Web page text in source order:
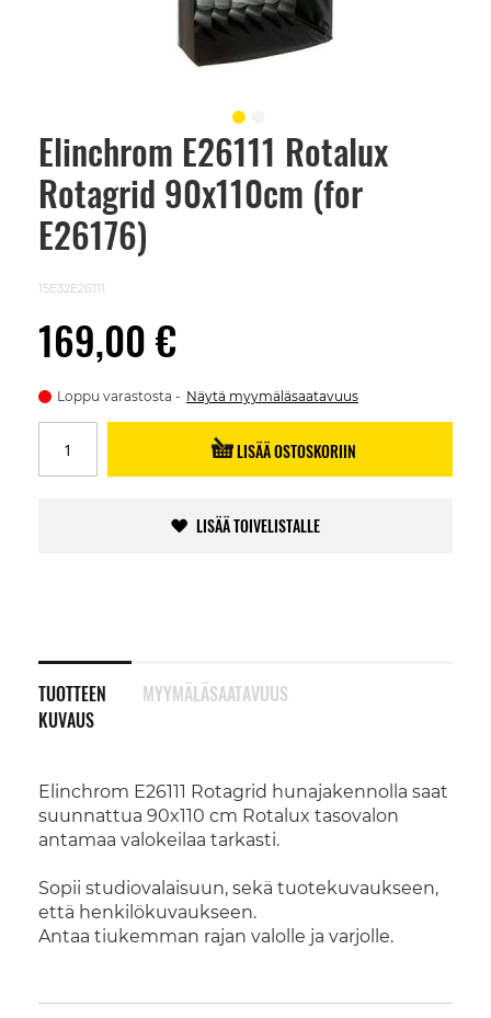
Elinchrom E26111 Rotalux
Rotagrid 90x110cm (for
E26176)
15E32E26111
169,00 €
Loppu varastosta Näytä myymäläsaatavuus
LISÄÄ OSTOSKORIIN
LISÄÄ TOIVELISTALLE
TUOTTEEN
KUVAUS
Elinchrom E26111 Rotagrid hunajakennolla saat
suunnattua 90x110 cm Rotalux tasovalon
antamaa valokeilaa tarkasti.
Sopii studiovalaisuun, sekä tuotekuvaukseen,
että henkilökuvaukseen.
Antaa tiukemman rajan valolle ja varjolle.
MYYMÄLÄSAATAVUUS
Skip
beginning
images